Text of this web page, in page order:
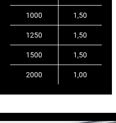
1000 1,50
1250 1,50
1500 1,50
2000 1,00